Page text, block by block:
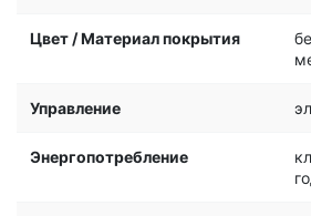
Цвет / Материал покрытия
Управление
Энергопотребление